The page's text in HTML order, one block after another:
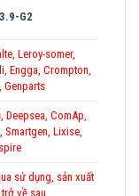
G2
Leroy-somer,
Engga, Crompton,
Genparts
Deepsea, ComAp,
Smartgen, Lixise,
sử dụng, sản xuất
trở về sau